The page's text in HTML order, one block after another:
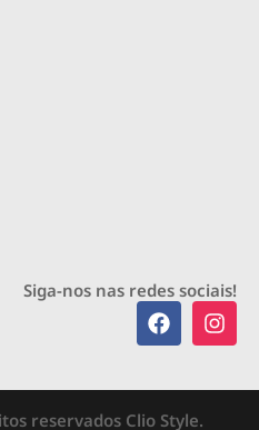
Siga-nos nas redes sociais!
reservados Clio Style.